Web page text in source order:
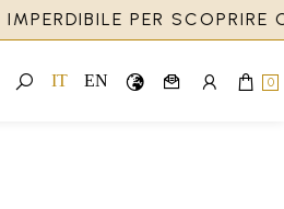
PER SCOPRIRE
IT EN 0